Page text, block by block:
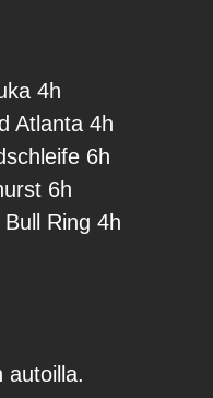
4h
Atlanta 4h
6h
6h
Ring 4h
autoilla.